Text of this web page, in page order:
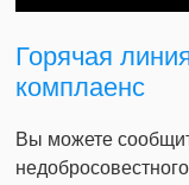
Горячая
комплаенс
Вы можете